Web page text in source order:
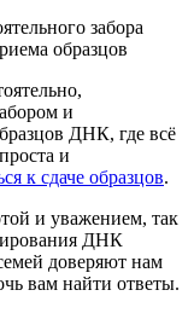
забора
образцов
и
ДНК, где всё
и
к сдаче образцов.
и уважением, так
ДНК
доверяют нам
вам найти ответы.